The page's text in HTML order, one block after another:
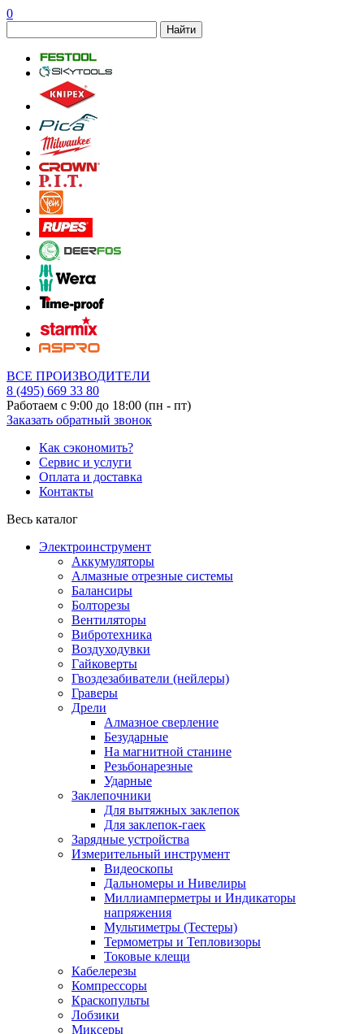
0
Найти
ВСЕ ПРОИЗВОДИТЕЛИ
8 (495) 669 33 80
Работаем с 9:00 до 18:00 (пн - пт)
Заказать обратный звонок
Как сэкономить?
Сервис и услуги
Оплата и доставка
Контакты
Весь каталог
Электроинструмент
Аккумуляторы
Алмазные отрезные системы
Балансиры
Болторезы
Вентиляторы
Вибротехника
Воздуходувки
Гайковерты
Гвоздезабиватели (нейлеры)
Граверы
Дрели
Алмазное сверление
Безударные
На магнитной станине
Резьбонарезные
Ударные
Заклепочники
Для вытяжных заклепок
Для заклепок-гаек
Зарядные устройства
Измерительный инструмент
Видеоскопы
Дальномеры и Нивелиры
Миллиамперметры и Индикаторы
напряжения
Мультиметры (Тестеры)
Термометры и Тепловизоры
Токовые клещи
Кабелерезы
Компрессоры
Краскопульты
Лобзики
Миксеры